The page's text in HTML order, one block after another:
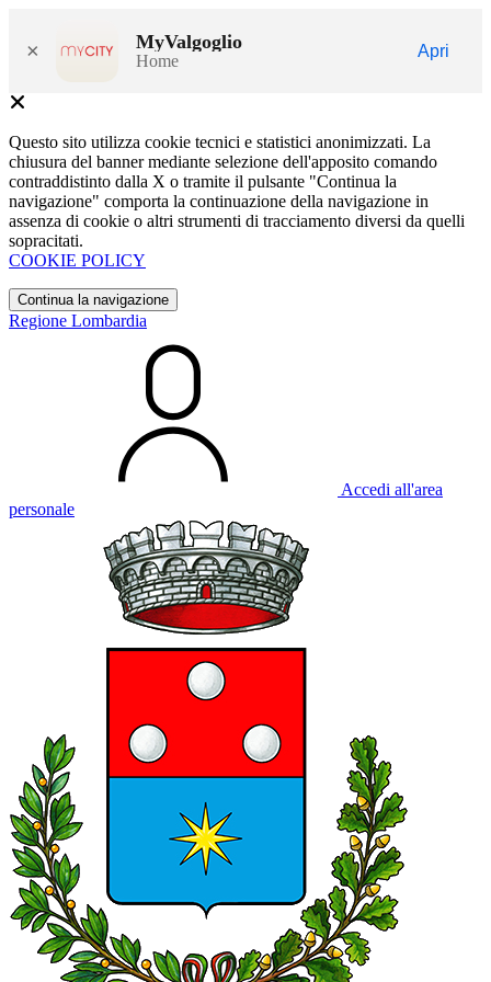
× MyValgoglio
Home
Apri
Questo sito utilizza cookie tecnici e statistici anonimizzati. La
chiusura del banner mediante selezione dell'apposito comando
contraddistinto dalla X o tramite il pulsante "Continua la
navigazione" comporta la continuazione della navigazione in
assenza di cookie o altri strumenti di tracciamento diversi da quelli
sopracitati.
COOKIE POLICY
Continua la navigazione
Regione Lombardia
Accedi all'area
personale